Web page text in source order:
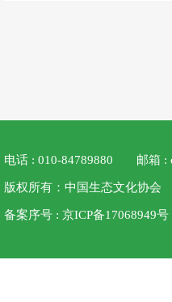
电话 : 010-84789880 邮箱 :
版权所有：中国生态文化协
备案序号 : 京ICP备17068949号